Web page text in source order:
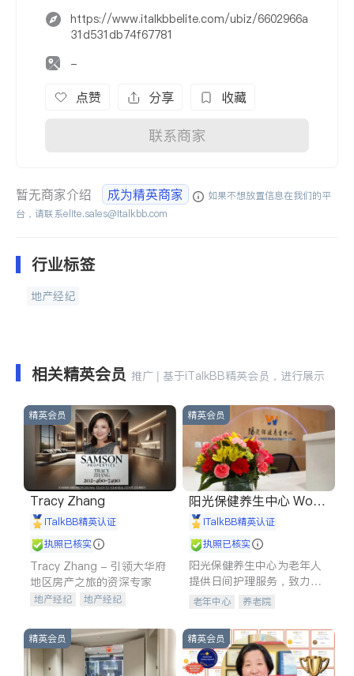
https://www.italkbbelite.com/ubiz/6602966a
31d531db74f67781
-
点赞 分享 收藏
联系商家
暂无商家介绍 成为精英商家
如果不想放置信息在我们的平
台，请联系elite.sales@italkbb.com
行业标签
地产经纪
相关精英会员 推广 | 基于iTalkBB精英会员，进行展示
精英会员
Tracy Zhang
iTalkBB精英认证
执照已核实
Tracy Zhang - 引领大华府
地区房产之旅的资深专家
地产经纪
地产经纪
商铺租售
开发商建商
精英会员
阳光保健养生中心 World
shine
iTalkBB精英认证
执照已核实
阳光保健养生中心为老年人
提供日间护理服务，致力于
通过持续的护理创新来有效
老年中心 养老院
精英会员 精英会员